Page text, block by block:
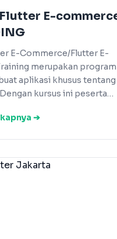
E-
E-Commerce/Flutter E-
merupakan program
aplikasi khusus
kursus ini peserta…
➔